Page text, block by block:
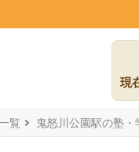
現
覧 鬼怒川公園駅の塾・